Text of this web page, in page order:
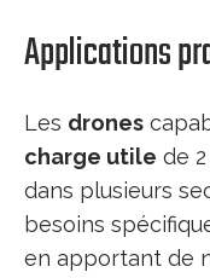
Applications
Les drones
charge utile de
dans plusieurs
besoins
en apportant de